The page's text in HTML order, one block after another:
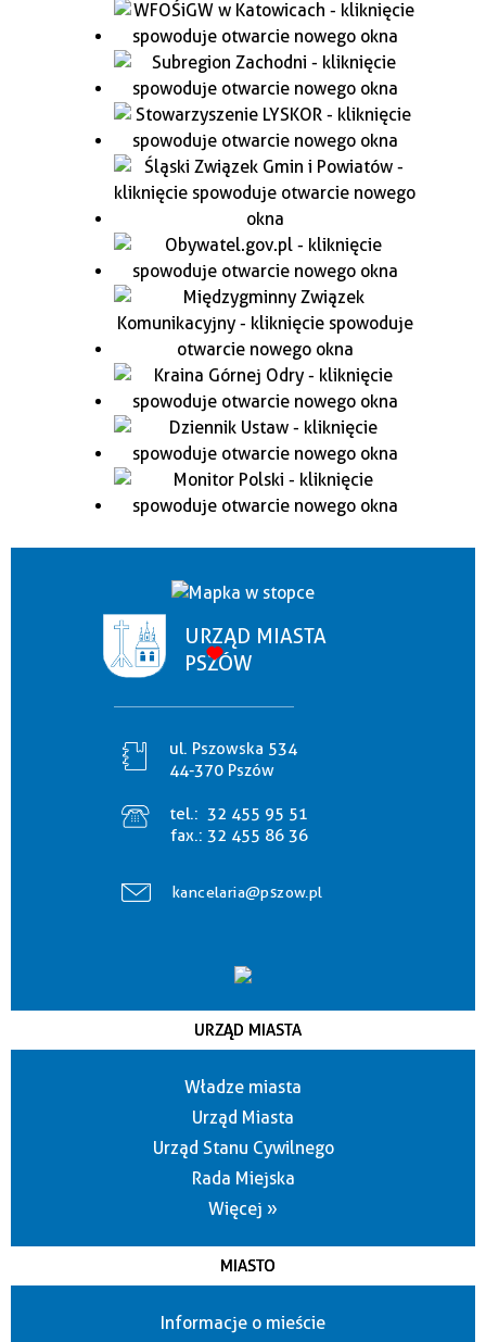
URZĄD MIASTA
PSZÓW
ul. Pszowska 534
44-370 Pszów
tel.: 32 455 95 51
fax.: 32 455 86 36
kancelaria@pszow.pl
URZĄD MIASTA
Władze miasta
Urząd Miasta
Urząd Stanu Cywilnego
Rada Miejska
Więcej »
MIASTO
Informacje o mieście